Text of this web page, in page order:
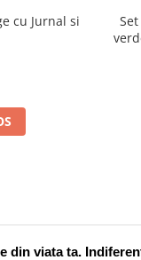
cu Jurnal si
din viata ta.